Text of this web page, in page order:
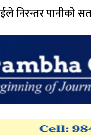
निरन्तर